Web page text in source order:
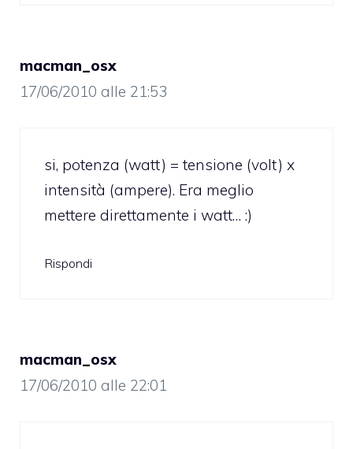
macman_osx
17/06/2010 alle 21:53
si, potenza (watt) = tensione (volt) x
intensità (ampere). Era meglio
mettere direttamente i watt… :)
Rispondi
macman_osx
17/06/2010 alle 22:01